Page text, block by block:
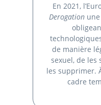
En 2021,
Derogation
de manière
sexuel, de les
les supprimer.
cadre